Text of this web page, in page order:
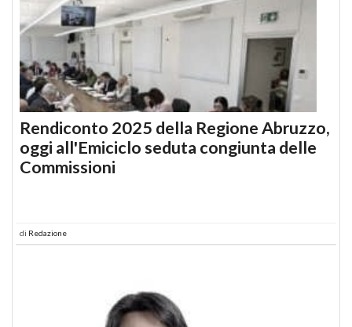
Rendiconto 2025 della Regione Abruzzo,
oggi all'Emiciclo seduta congiunta delle
Commissioni
di Redazione